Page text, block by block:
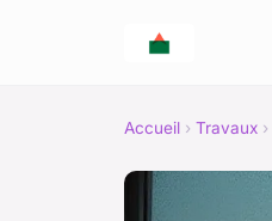
Accueil › Travaux ›